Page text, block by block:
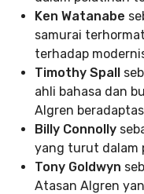
Ken Watanabe
samurai
terhadap
Timothy Spall
ahli bahasa dan
Algren
Billy Connolly
yang turut dalam
Tony Goldwyn
Atasan Algren